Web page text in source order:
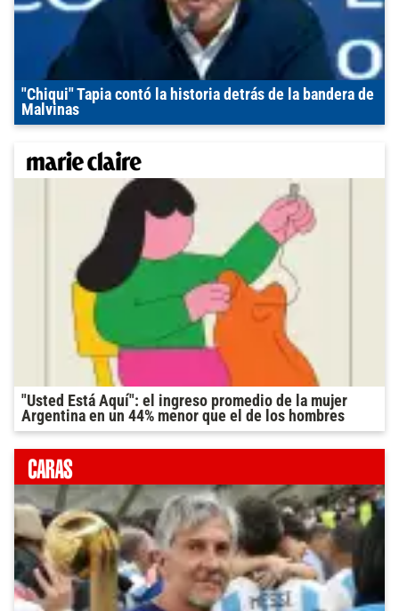
"Chiqui" Tapia contó la historia detrás de la bandera de
Malvinas
"Usted Está Aquí": el ingreso promedio de la mujer
Argentina en un 44% menor que el de los hombres